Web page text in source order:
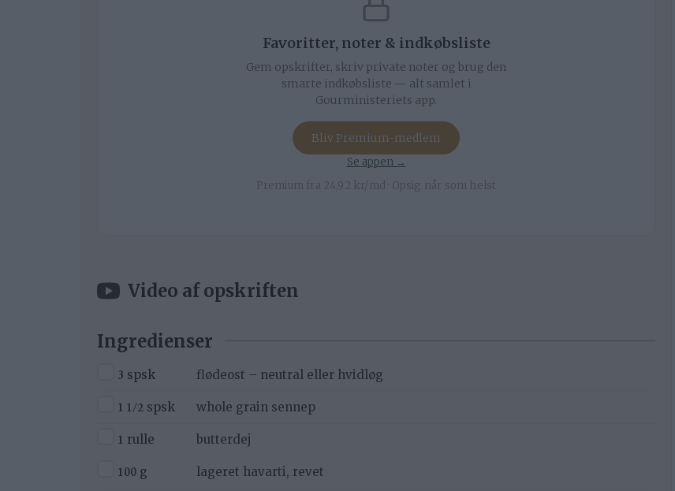
Favoritter, noter & indkøbsliste
Gem opskrifter, skriv private noter og brug den
smarte indkøbsliste — alt samlet i
Gourministeriets app.
Bliv Premium-medlem
Se appen →
Premium fra 24,92 kr/md · Opsig når som helst
Video af opskriften
Ingredienser
▢
3 spsk flødeost – neutral eller hvidløg
▢
1 1/2 spsk whole grain sennep
▢
1 rulle butterdej
▢
100 g lageret havarti, revet